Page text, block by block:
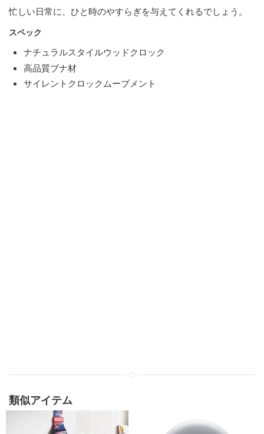
忙しい日常に、ひと時のやすらぎを与えてくれるでしょう。
スペック
ナチュラルスタイルウッドクロック
高品質ブナ材
サイレントクロックムーブメント
類似アイテム